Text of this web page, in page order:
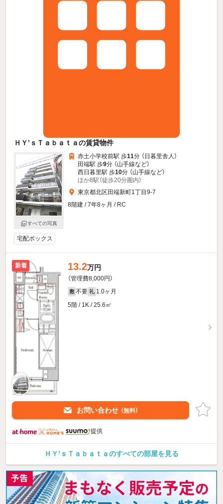
ＨＹ’ｓＴａｂａｔａの賃貸物件
すべての写真
赤土小学校前駅 歩11分 （日暮里舎人）
田端駅 歩9分 （山手線など）
西日暮里駅 歩10分 （山手線など）
ほか8駅（徒歩20分圏内）
東京都北区田端新町1丁目9-7
8階建 / 7年8ヶ月 / RC
宅配ボックス
新着 13.2万円
（管理費8,000円）
敷 不要 礼 1.0ヶ月
5階 / 1K / 25.6㎡
お問い合わせ （無料）
提供
ＨＹ’ｓＴａｂａｔａのすべての部屋を見る